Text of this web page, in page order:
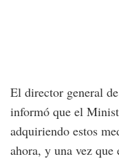
El director general
informó que el
adquiriendo estos
ahora, y una vez que